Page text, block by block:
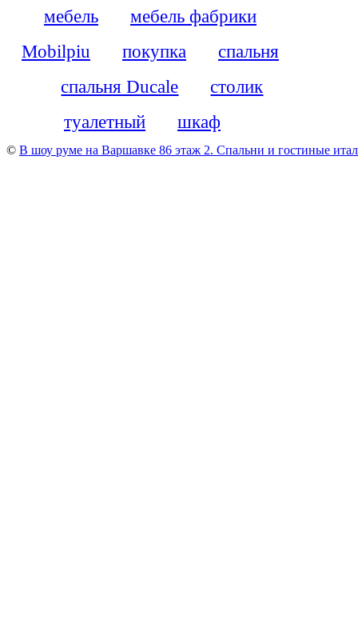
мебель
мебель фабрики
Mobilpiu
покупка
спальня
спальня Ducale
столик
туалетный
шкаф
© В шоу руме на Варшавке 86 этаж 2. Cпальни и гостиные